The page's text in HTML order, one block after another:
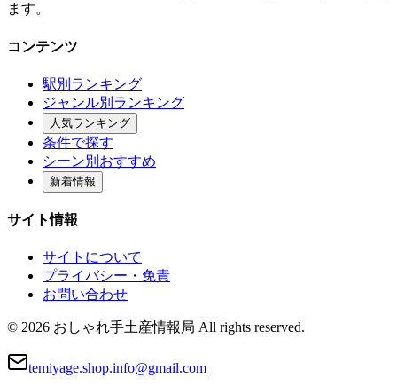
ます。
コンテンツ
駅別ランキング
ジャンル別ランキング
人気ランキング
条件で探す
シーン別おすすめ
新着情報
サイト情報
サイトについて
プライバシー・免責
お問い合わせ
© 2026 おしゃれ手土産情報局 All rights reserved.
temiyage.shop.info@gmail.com